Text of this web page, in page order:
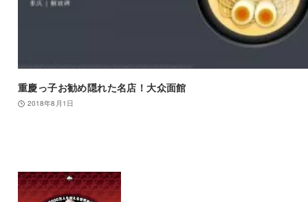
重慶っ子お勧め隠れた名店！大众面館
2018年8月1日